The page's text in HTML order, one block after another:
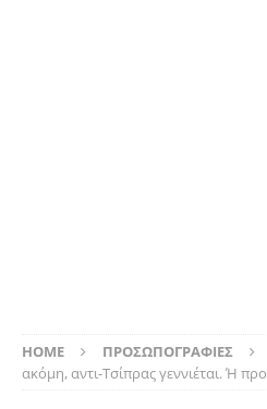
HOME ΠΡΟΣΩΠΟΓΡΑΦΙΕΣ
ακόμη, αντι-Τσίπρας γεννιέται. Ή